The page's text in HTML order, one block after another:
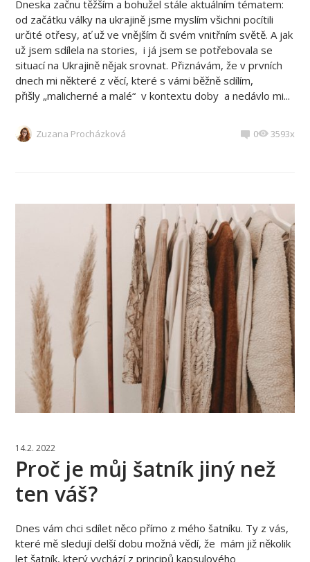
Dneska začnu těžším a bohužel stále aktuálním tématem:
od začátku války na ukrajině jsme myslím všichni pocítili
určité otřesy, ať už ve vnějším či svém vnitřním světě. A jak
už jsem sdílela na stories, i já jsem se potřebovala se
situací na Ukrajině nějak srovnat. Přiznávám, že v prvních
dnech mi některé z věcí, které s vámi běžně sdílím,
přišly „malicherné a malé“ v kontextu doby a nedávlo mi...
Zuzana Procházková 0 3593x
14.2. 2022
Proč je můj šatník jiný než
ten váš?
Dnes vám chci sdílet něco přímo z mého šatníku. Ty z vás,
které mě sledují delší dobu možná vědí, že mám již několik
let šatník, který vychází z principů kapsulového